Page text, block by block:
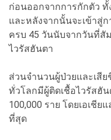
ก่อนออกจากการกักตัว ทั้
และหลังจากนั้นจะเข้าสู่
ครบ 45 วันนับจากวันที่สั
ไวรัสฮันตา
ส่วนจำนวนผู้ป่วยและเสี
ทั่วโลกมีผู้ติดเชื้อไวรัสฮั
100,000 ราย โดยเอเชี
ที่สุด